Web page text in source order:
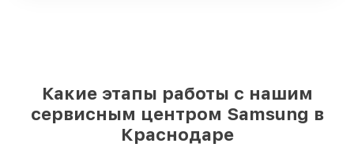
Какие этапы работы с нашим
сервисным центром Samsung в
Краснодаре